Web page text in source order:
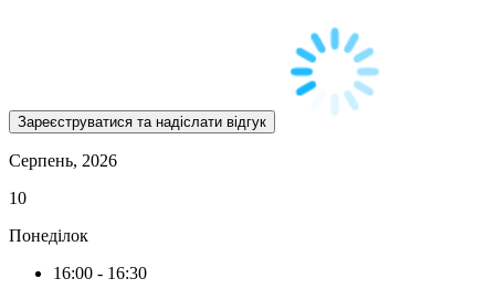
Серпень, 2026
10
Понеділок
16:00 - 16:30